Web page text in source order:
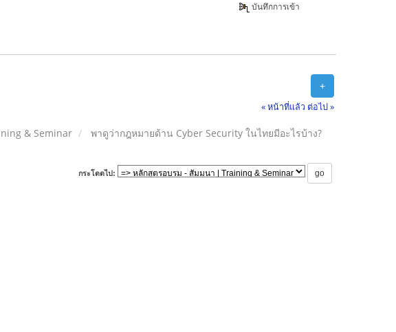
บันทึกการเข้า
+
« หน้าที่แล้ว ต่อไป »
& Seminar พาดูว่ากฎหมายด้าน Cyber Security ในไทยมีอะไรบ้าง?
กระโดดไป: